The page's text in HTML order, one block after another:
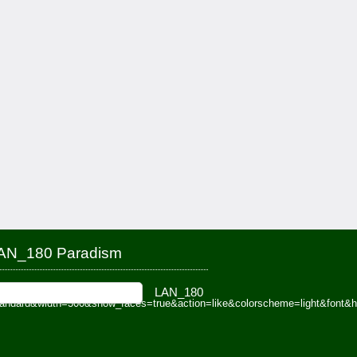
Paradism